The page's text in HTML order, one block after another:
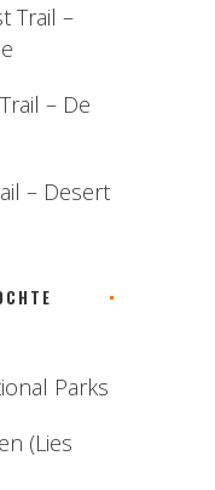
Trail –
– De
– Desert
Parks
(Lies